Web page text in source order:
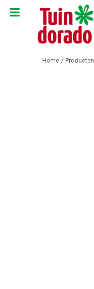
naar
Home Producten